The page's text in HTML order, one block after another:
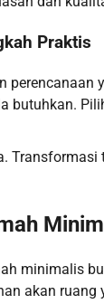
Praktis
butuhkan.
minimalis
akan